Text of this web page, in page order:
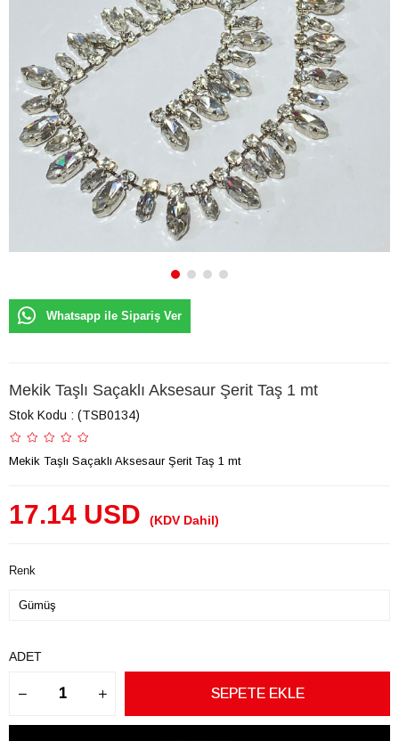
Whatsapp ile Sipariş Ver
Mekik Taşlı Saçaklı Aksesaur Şerit Taş 1 mt
Stok Kodu (TSB0134)
Mekik Taşlı Saçaklı Aksesaur Şerit Taş 1 mt
17.14 USD (KDV Dahil)
Renk
ADET